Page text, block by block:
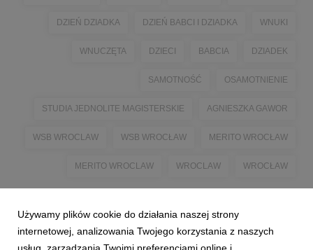
DZIEŃ DZIADKA DZIEŃ BABCI I DZIADKA WNUKI
WNUCZĘTA DZIECI BABCIA DZIADEK
SAMOTNOŚĆ OSAMOTNIENIE
STUDIA JEDNOLITE MAGISTERSKIE AGNIESZKA GAWOR
WSB WROCLAW WSB WROCŁAW MERITO WROCŁAW
MERITO WROCLAW WROCLAW WROCŁAW
Używamy plików cookie do działania naszej strony
internetowej, analizowania Twojego korzystania z naszych